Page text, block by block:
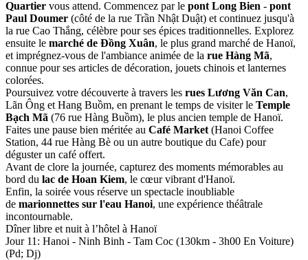
Quartier vous attend. Commencez par le pont Long Bien - pont
Paul Doumer (côté de la rue Trần Nhật Duật) et continuez jusqu'à
la rue Cao Thắng, célèbre pour ses épices traditionnelles. Explorez
ensuite le marché de Đồng Xuân, le plus grand marché de Hanoï,
et imprégnez-vous de l'ambiance animée de la rue Hàng Mã,
connue pour ses articles de décoration, jouets chinois et lanternes
colorées.
Poursuivez votre découverte à travers les rues Lương Văn Can,
Lãn Ông et Hang Buồm, en prenant le temps de visiter le Temple
Bạch Mã (76 rue Hàng Buồm), le plus ancien temple de Hanoï.
Faites une pause bien méritée au Café Market (Hanoi Coffee
Station, 44 rue Hàng Bè ou un autre boutique du Cafe) pour
déguster un café offert.
Avant de clore la journée, capturez des moments mémorables au
bord du lac de Hoan Kiem, le cœur vibrant d'Hanoï.
Enfin, la soirée vous réserve un spectacle inoubliable
de marionnettes sur l'eau Hanoi, une expérience théâtrale
incontournable.
Dîner libre et nuit à l’hôtel à Hanoï
Jour 11: Hanoi - Ninh Binh - Tam Coc (130km - 3h00 En Voiture)
(Pd; Dj)